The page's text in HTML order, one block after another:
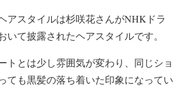
アスタイルは杉咲花さんがNHKドラ
いて披露されたヘアスタイルです。
トとは少し雰囲気が変わり、同じショ
ても黒髪の落ち着いた印象になってい